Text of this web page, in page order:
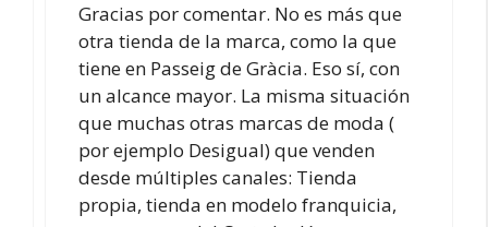
Gracias por comentar. No es más que
otra tienda de la marca, como la que
tiene en Passeig de Gràcia. Eso sí, con
un alcance mayor. La misma situación
que muchas otras marcas de moda (
por ejemplo Desigual) que venden
desde múltiples canales: Tienda
propia, tienda en modelo franquicia,